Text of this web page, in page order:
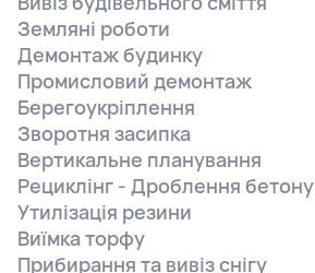
Земляні роботи
Демонтаж будинку
Промисловий демонтаж
Берегоукріплення
Зворотня засипка
Вертикальне планування
Рециклінг - Дроблення бетону
Утилізація резини
Виїмка торфу
Прибирання та вивіз снігу